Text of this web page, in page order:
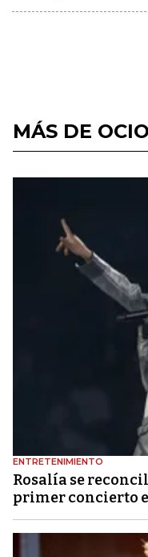
MÁS DE OCIO
ENTRETENIMIENTO
Rosalía se
primer concierto